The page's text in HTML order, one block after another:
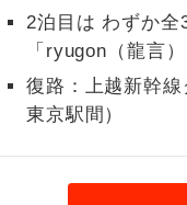
2泊目は わずか全
「ryugon（龍言
復路：上越新幹
東京駅間）
トラベルイヤ
ホン
1名様催行